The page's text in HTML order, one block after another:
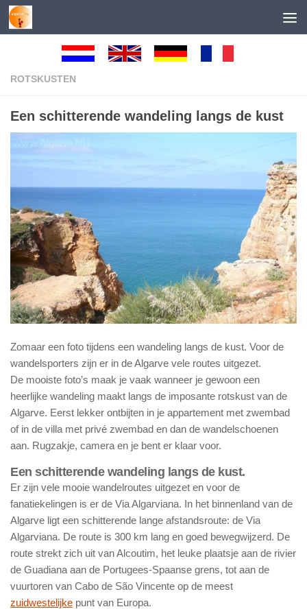
Skip to content
ROTSKUSTEN
Een schitterende wandeling langs de kust
Zomaar een foto tijdens een wandeling langs de kust. Voor de
wandelsporters zijn er in de Algarve vele routes uitgezet.
De mooiste foto’s maak je vaak wanneer je gewoon een
heerlijke wandeling maakt langs de imposante rotskust van de
Algarve. Eerst lekker ontbijten in je appartement met zwembad
of in de villa met privé zwembad en dan de wandelschoenen
aan. Rugzakje, camera en je bent er klaar voor.
Een schitterende wandeling langs de kust.
Er zijn vele mooie wandelroutes uitgezet en voor de
fanatiekelingen is er de Via Algarviana. In het binnenland van de
Algarve ligt een schitterende lange afstandsroute: de Via
Algarviana. De route is 300 km lang en goed bewegwijzerd. De
route strekt zich uit van Alcoutim, het leuke plaatsje aan de rivier
de Guadiana aan de Portugees-Spaanse grens, tot aan de
vuurtoren van Cabo de São Vincente op de meest
zuidwestelijke punt van Europa.